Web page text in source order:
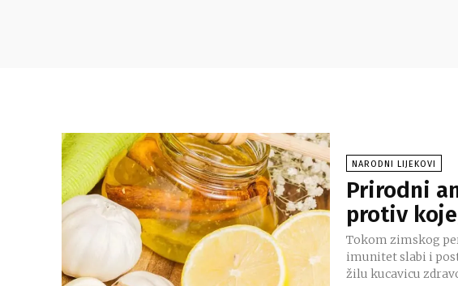
NARODNI LIJEKOVI
Prirodni
protiv
Tokom zimskog
imunitet slabi i
žilu kucavicu